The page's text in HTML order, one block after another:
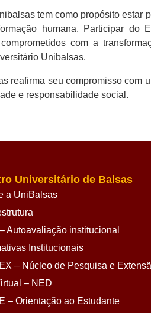
tem como propósito
humana. Participar do
com a
Unibalsas.
reafirma seu compromisso com
e responsabilidade social.
Universitário de Balsas
a UniBalsas
Autoavaliação institucional
Institucionais
– Núcleo de Pesquisa e
– NED
– Orientação ao Estudante